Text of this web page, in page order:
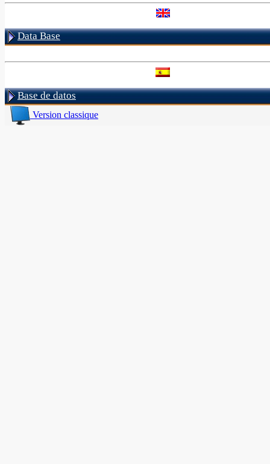
Data Base
Base de datos
Version classique